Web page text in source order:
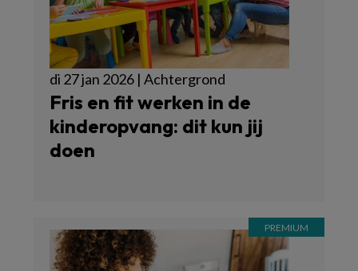
di 27 jan 2026 | Achtergrond
Fris en fit werken in de
kinderopvang: dit kun jij
doen